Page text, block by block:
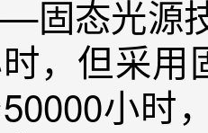
态光源
，但采用
小时